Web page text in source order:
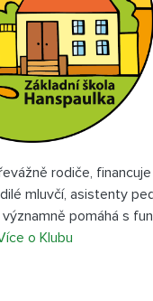
rodiče,
mluvčí, asistenty
pomáhá s
o Klubu